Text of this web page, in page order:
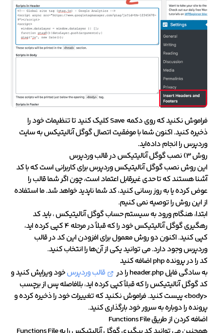
فراموش نکنید که روی دکمه Save کلیک کنید تا تنظیمات خود را
ذخیره کنید. اکنون شما با موفقیت اتصال گوگل آنالیتیکس به سایت
وردپرس را انجام داده‌اید.
روش 3) نصب گوگل آنالیتیکس در قالب وردپرس
این روش نصب گوگل آنالیتیکس وردپرس برای کاربرانی است که با کد
آشنا هستند که تا حدی غیرقابل ‌اعتماد است، چون اگر شما قالب را
عوض کرده یا به روز رسانی کنید، کد شما ناپدید خواهد شد. ما استفاده
از این روش را توصیه نمی کنیم.
ابتدا، هنگام ورود به سیستم حساب گوگل آنالیتیکس ، باید کد
رهگیری گوگل آنالیتیکس خود را که قبلاً در مرحله 4 کپی کرده اید،
کپی کنید. اکنون دو روش معمول برای افزودن این کد در قالب
وردپرس وجود دارد. می توانید یکی از آن‌ها را انتخاب کنید.
کد را در پرونده php اضافه کنید
به سادگی فایل header.php را در
قالب وردپرسخود ویرایش کنید و
کد گوگل آنالیتیکس را که قبلاً کپی کرده اید، بلافاصله پس از برچسب
<body> پیست کنید. فراموش نکنید که تغییرات خود را ذخیره کرده و
پرونده را دوباره به سرور خود بارگذاری کنید.
اضافه کردن از طریق Functions File